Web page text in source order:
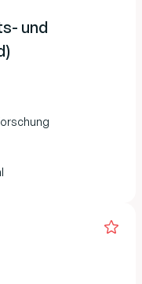
und